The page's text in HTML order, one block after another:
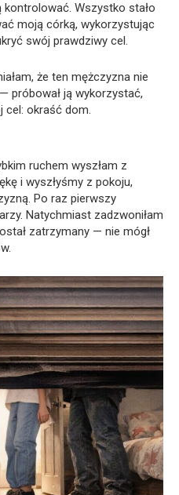
kontrolować. Wszystko stało
moją córką, wykorzystując
swój prawdziwy cel.
że ten mężczyzna nie
próbował ją wykorzystać,
cel: okraść dom.
ruchem wyszłam z
i wyszłyśmy z pokoju,
Po raz pierwszy
Natychmiast zadzwoniłam
zatrzymany — nie mógł